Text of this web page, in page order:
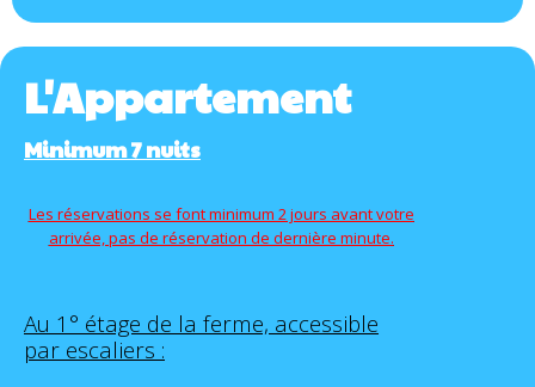
L'Appartement
Minimum 7 nuits
Les réservations se font minimum 2 jours avant votre
arrivée, pas de réservation de dernière minute.
Au 1° étage de la ferme, accessible
par escaliers :